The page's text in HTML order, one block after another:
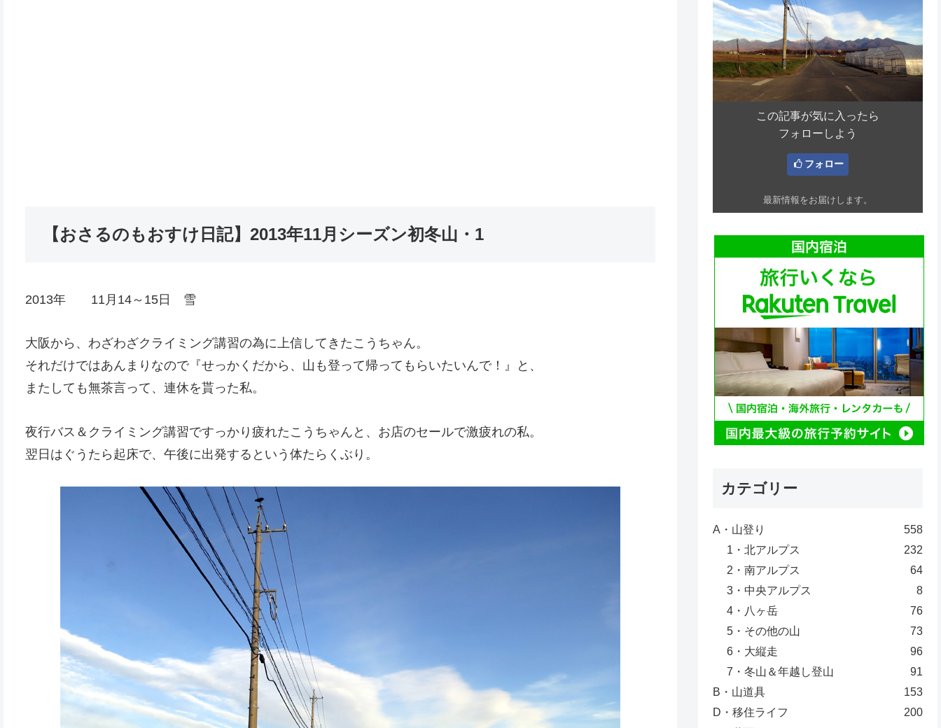
【おさるのもおすけ日記】2013年11月シーズン初冬山・1
2013年 11月14～15日 雪
大阪から、わざわざクライミング講習の為に上信してきたこうちゃん。
それだけではあんまりなので『せっかくだから、山も登って帰ってもらいたいんで！』と、
またしても無茶言って、連休を貰った私。
夜行バス＆クライミング講習ですっかり疲れたこうちゃんと、お店のセールで激疲れの私。
翌日はぐうたら起床で、午後に出発するという体たらくぶり。
この記事が気に入ったら
フォローしよう
フォロー
最新情報をお届けします。
カテゴリー
A・山登り
558
1・北アルプス
232
2・南アルプス
64
3・中央アルプス
8
4・八ヶ岳
76
5・その他の山
73
6・大縦走
96
7・冬山＆年越し登山
91
B・山道具
153
D・移住ライフ
200